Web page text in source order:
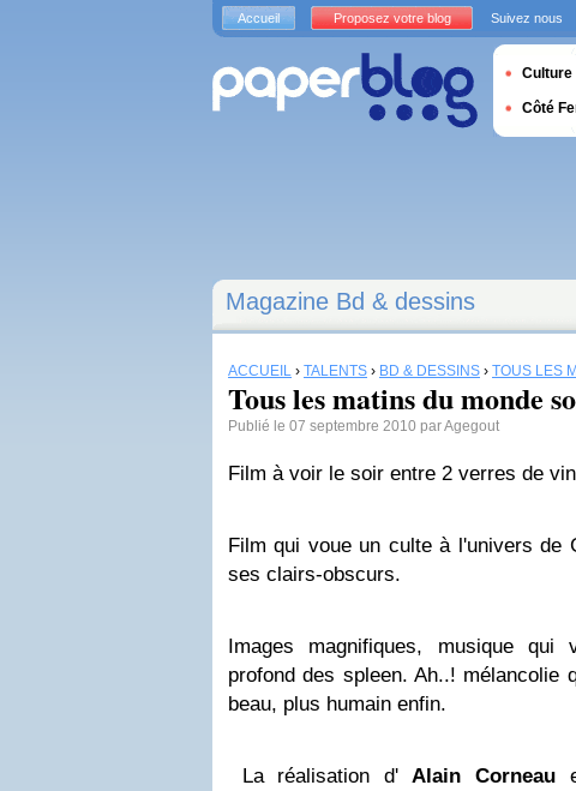
Magazine Bd & dessins
ACCUEIL › TALENTS › BD & DESSINS › TOUS LES
Tous les matins du monde
Publié le 07 septembre 2010 par Agegout
Film à voir le soir entre 2 verres de
Film qui voue un culte à l'univers de
ses clairs-obscurs.
Images magnifiques, musique qui
profond des spleen. Ah..! mélancolie
beau, plus humain enfin.
La réalisation d'Alain Corneau
Accueil Proposez votre blog Suivez nous
Culture
Côté